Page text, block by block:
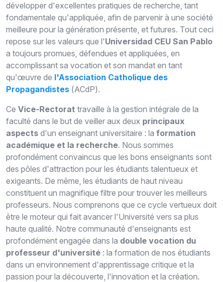
développer d'excellentes pratiques de recherche, tant
fondamentale qu'appliquée, afin de parvenir à une société
meilleure pour la génération présente, et futures. Tout ceci
repose sur les valeurs que l'Universidad CEU San Pablo
a toujours promues, défendues et appliquées, en
accomplissant sa vocation et son mandat en tant
qu'œuvre de l'Association Catholique des
Propagandistes (ACdP).
Ce Vice-Rectorat travaille à la gestion intégrale de la
faculté dans le but de veiller aux deux principaux
aspects d'un enseignant universitaire : la formation
académique et la recherche. Nous sommes
profondément convaincus que les bons enseignants sont
des pôles d'attraction pour les étudiants talentueux et
exigeants. De même, les étudiants de haut niveau
constituent un magnifique filtre pour trouver les meilleurs
professeurs. Nous comprenons que ce cycle vertueux doit
être le moteur qui fait avancer l'Université vers sa plus
haute qualité. Notre communauté d'enseignants est
profondément engagée dans la double vocation du
professeur d'université : la formation de nos étudiants
dans un environnement d'apprentissage critique et la
passion pour la découverte, l'innovation et la création.